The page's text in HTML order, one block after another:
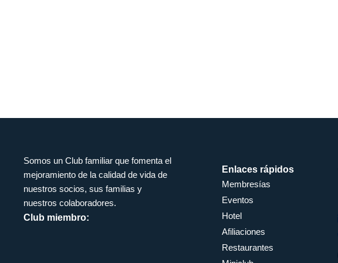
Somos un Club familiar que fomenta el
mejoramiento de la calidad de vida de
nuestros socios, sus familias y
nuestros colaboradores.
Club miembro:
Enlaces rápidos
Membresías
Eventos
Hotel
Afiliaciones
Restaurantes